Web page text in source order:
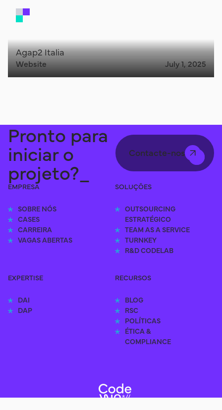
Agap2 Italia
Website July 1, 2025
Pronto para
iniciar o
projeto?_
Contacte-nos
EMPRESA
SOBRE NÓS
CASES
CARREIRA
VAGAS ABERTAS
SOLUÇÕES
OUTSOURCING
ESTRATÉGICO
TEAM AS A SERVICE
TURNKEY
R&D CODELAB
EXPERTISE
DAI
DAP
RECURSOS
BLOG
RSC
POLÍTICAS
ÉTICA &
COMPLIANCE